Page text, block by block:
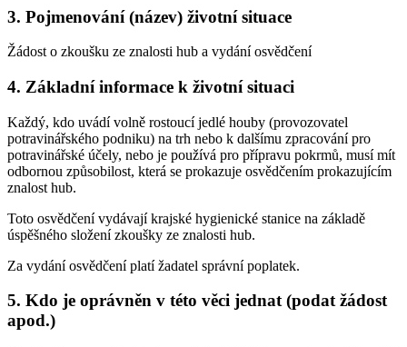
3. Pojmenování (název) životní situace
Žádost o zkoušku ze znalosti hub a vydání osvědčení
4. Základní informace k životní situaci
Každý, kdo uvádí volně rostoucí jedlé houby (provozovatel
potravinářského podniku) na trh nebo k dalšímu zpracování pro
potravinářské účely, nebo je používá pro přípravu pokrmů, musí mít
odbornou způsobilost, která se prokazuje osvědčením prokazujícím
znalost hub.
Toto osvědčení vydávají krajské hygienické stanice na základě
úspěšného složení zkoušky ze znalosti hub.
Za vydání osvědčení platí žadatel správní poplatek.
5. Kdo je oprávněn v této věci jednat (podat žádost
apod.)